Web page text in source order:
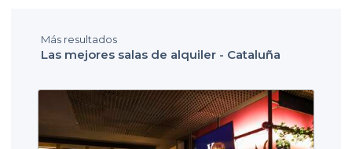
Más resultados
Las mejores salas de alquiler - Cataluña